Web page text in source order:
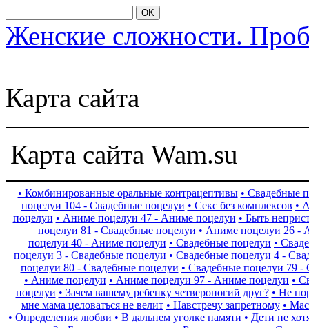
OK
Женские сложности.
Карта сайта
Карта сайта Wam.su
• Комбинированные оральные контрацептивы • Свадебные
поцелуи 104 - Свадебные поцелуи • Секс без комплексов •
поцелуи • Аниме поцелуи 47 - Аниме поцелуи • Быть
поцелуи 81 - Свадебные поцелуи • Аниме поцелуи 26 -
поцелуи 40 - Аниме поцелуи • Свадебные поцелуи •
поцелуи 3 - Свадебные поцелуи • Свадебные поцелуи 4 -
поцелуи 80 - Свадебные поцелуи • Свадебные поцелуи 79 -
• Аниме поцелуи • Аниме поцелуи 97 - Аниме поцелуи •
поцелуи • Зачем вашему ребенку четвероногий друг? • Не
мне мама целоваться не велит • Навстречу запретному •
• Определения любви • В дальнем уголке памяти • Дети не